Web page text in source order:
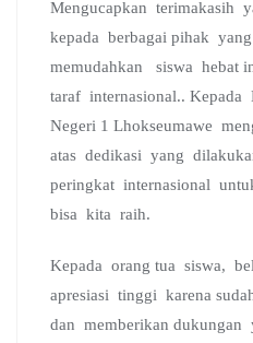
Mengucapkan terimakasih
kepada berbagai pihak
memudahkan siswa hebat
taraf internasional..
Negeri 1 Lhokseumawe
atas dedikasi yang
peringkat internasional
bisa kita raih.
Kepada orang tua siswa,
apresiasi tinggi karena
dan memberikan dukungan